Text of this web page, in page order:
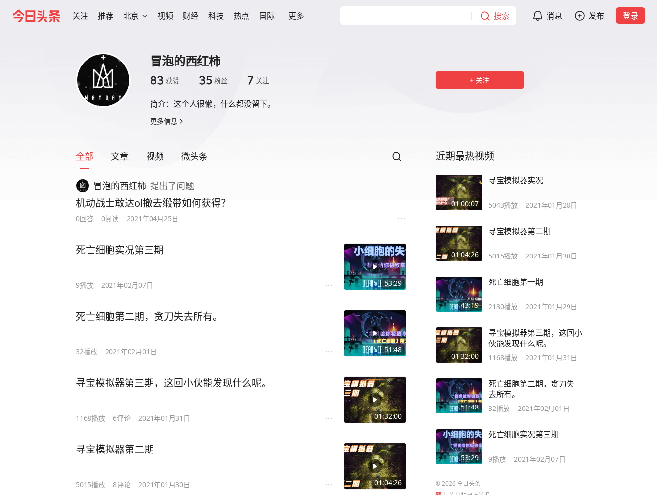
关注 推荐 北京 视频 财经 科技 热点 国际 更多 搜索 消息 发布 登录
冒泡的西红柿
83 获赞 35 粉丝 7 关注
简介： 这个人很懒，什么都没留下。
更多信息
关注
全部 文章 视频 微头条
冒泡的西红柿 提出了问题
机动战士敢达ol撤去缎带如何获得？
0回答 0阅读 2021年04月25日
53:29
死亡细胞实况第三期
9播放 2021年02月07日
51:48
死亡细胞第二期，贪刀失去所有。
32播放 2021年02月01日
01:32:00
寻宝模拟器第三期，这回小伙能发现什么呢。
1168播放 6评论 2021年01月31日
01:04:26
寻宝模拟器第二期
5015播放 8评论 2021年01月30日
近期最热视频
01:00:07
寻宝模拟器实况
5043播放 2021年01月28日
01:04:26
寻宝模拟器第二期
5015播放 2021年01月30日
43:19
死亡细胞第一期
2130播放 2021年01月29日
01:32:00
寻宝模拟器第三期，这回小
伙能发现什么呢。
1168播放 2021年01月31日
51:48
死亡细胞第二期，贪刀失
去所有。
32播放 2021年02月01日
53:29
死亡细胞实况第三期
9播放 2021年02月07日
©2026今日头条